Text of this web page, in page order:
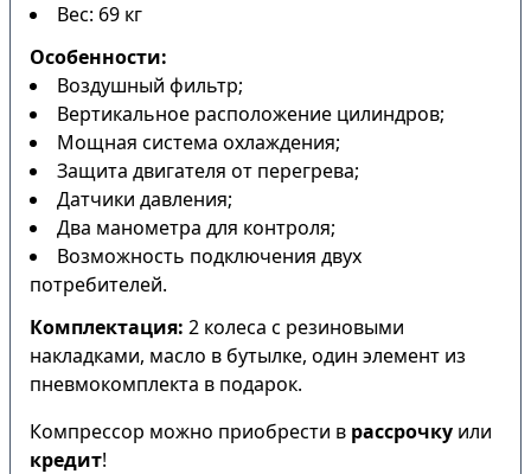
Вес: 69 кг
Особенности:
Воздушный фильтр;
Вертикальное расположение цилиндров;
Мощная система охлаждения;
Защита двигателя от перегрева;
Датчики давления;
Два манометра для контроля;
Возможность подключения двух
потребителей.
Комплектация: 2 колеса с резиновыми
накладками, масло в бутылке, один элемент из
пневмокомплекта в подарок.
Компрессор можно приобрести в рассрочку или
кредит!